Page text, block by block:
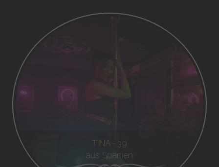
TINA - 39
aus Spanien